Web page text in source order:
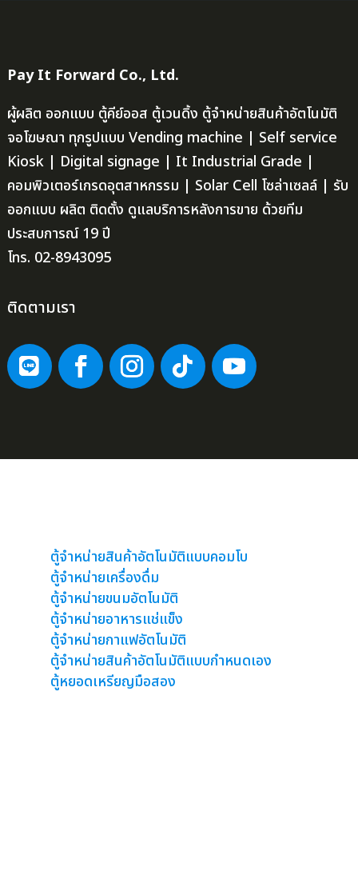
Pay It Forward Co., Ltd.
ผู้ผลิต ออกแบบ ตู้คีย์ออส ตู้เวนดิ้ง ตู้จำหน่ายสินค้าอัตโนมัติ
จอโฆษณา ทุกรูปแบบ Vending machine | Self service
Kiosk | Digital signage | It Industrial Grade |
คอมพิวเตอร์เกรดอุตสาหกรรม | Solar Cell โซล่าเซลล์ | รับ
ออกแบบ ผลิต ติดตั้ง ดูแลบริการหลังการขาย ด้วยทีม
ประสบการณ์ 19 ปี
โทร. 02-8943095
ติดตามเรา
ตู้จำหน่ายสินค้าอัตโนมัติแบบคอมโบ
ตู้จำหน่ายเครื่องดื่ม
ตู้จำหน่ายขนมอัตโนมัติ
ตู้จำหน่ายอาหารแช่แข็ง
ตู้จำหน่ายกาแฟอัตโนมัติ
ตู้จำหน่ายสินค้าอัตโนมัติแบบกำหนดเอง
ตู้หยอดเหรียญมือสอง